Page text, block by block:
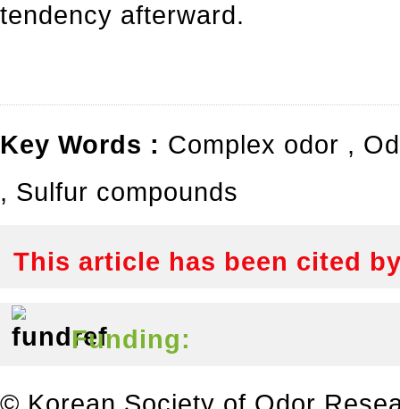
tendency afterward.
Key Words : Complex odor ,
, Sulfur compounds
This article has been cited
Funding: